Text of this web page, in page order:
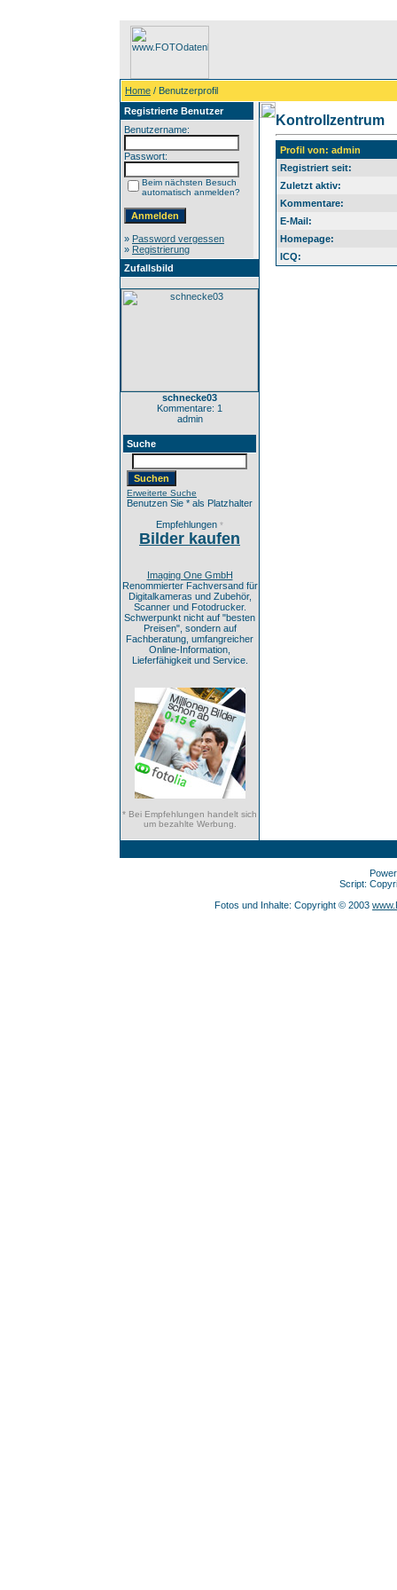
Home / Benutzerprofil
Registrierte Benutzer
Benutzername:
Passwort:
Beim nächsten Besuch
automatisch anmelden?
» Password vergessen
» Registrierung
Zufallsbild
schnecke03
Kommentare: 1
admin
Suche
Erweiterte Suche
Benutzen Sie * als Platzhalter
Empfehlungen *
Bilder kaufen
Imaging One GmbH
Renommierter Fachversand für
Digitalkameras und Zubehör,
Scanner und Fotodrucker.
Schwerpunkt nicht auf "besten
Preisen", sondern auf
Fachberatung, umfangreicher
Online-Information,
Lieferfähigkeit und Service.
* Bei Empfehlungen handelt sich
um bezahlte Werbung.
Kontrollzentrum
Profil von: admin
Registriert seit:
Zuletzt aktiv:
Kommentare:
E-Mail:
Homepage:
ICQ:
Script:
Fotos und Inhalte: Copyright © 2003